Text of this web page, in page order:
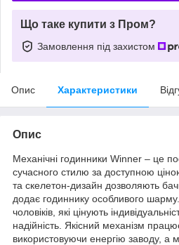
Що таке купити з Пром?
Замовлення під захистом
Опис Характеристики
Опис
Механічні годинники Winner – це
сучасного стилю за доступною
та скелетон-дизайн дозволяють
додає годиннику особливого
чоловіків, які цінують
надійність. Якісний механізм
використовуючи енергію заводу, а